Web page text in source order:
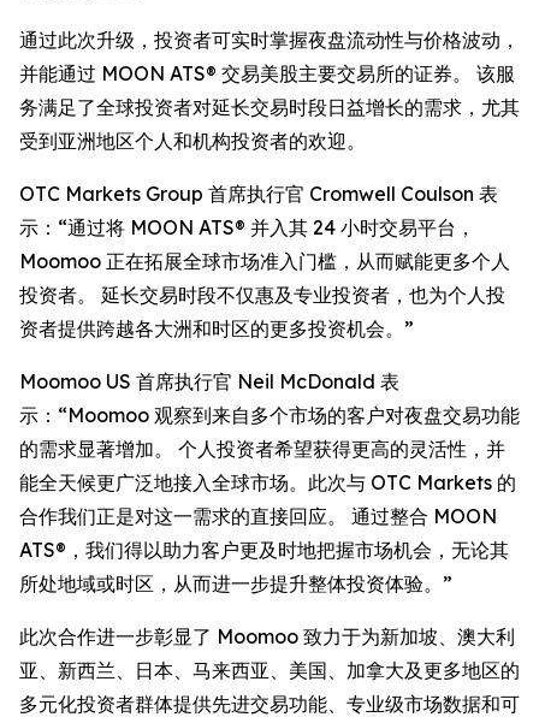
通过此次升级，投资者可实时掌握夜盘流动性与价格波动，
并能通过 MOON ATS® 交易美股主要交易所的证券。 该服
务满足了全球投资者对延长交易时段日益增长的需求，尤其
受到亚洲地区个人和机构投资者的欢迎。
OTC Markets Group 首席执行官 Cromwell Coulson 表
示：“通过将 MOON ATS® 并入其 24 小时交易平台，
Moomoo 正在拓展全球市场准入门槛，从而赋能更多个人
投资者。 延长交易时段不仅惠及专业投资者，也为个人投
资者提供跨越各大洲和时区的更多投资机会。”
Moomoo US 首席执行官 Neil McDonald 表
示：“Moomoo 观察到来自多个市场的客户对夜盘交易功能
的需求显著增加。 个人投资者希望获得更高的灵活性，并
能全天候更广泛地接入全球市场。此次与 OTC Markets 的
合作我们正是对这一需求的直接回应。 通过整合 MOON
ATS®，我们得以助力客户更及时地把握市场机会，无论其
所处地域或时区，从而进一步提升整体投资体验。”
此次合作进一步彰显了 Moomoo 致力于为新加坡、澳大利
亚、新西兰、日本、马来西亚、美国、加拿大及更多地区的
多元化投资者群体提供先进交易功能、专业级市场数据和可